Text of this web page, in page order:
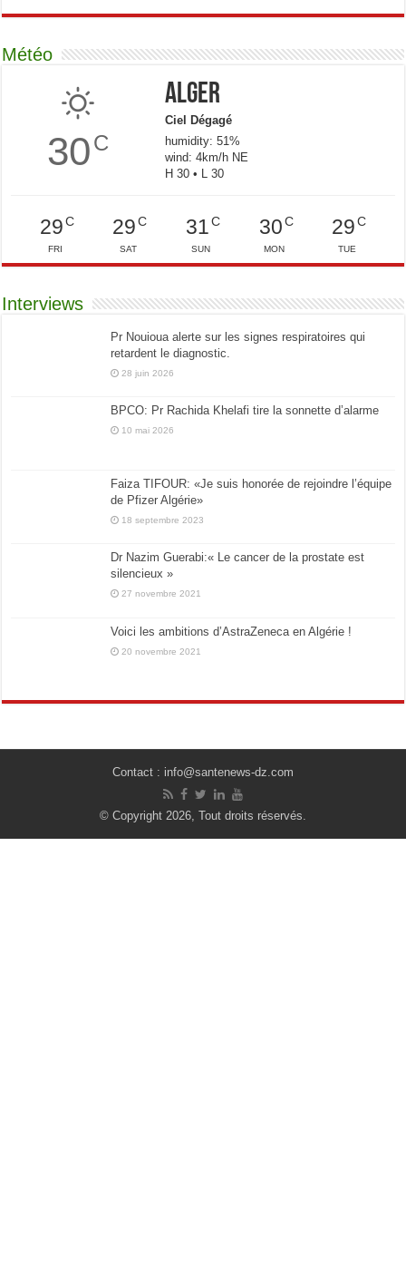
Météo
30C
Alger
Ciel Dégagé
humidity: 51%
wind: 4km/h NE
H 30 • L 30
29C
FRI
29 C
SAT
31C
SUN
30C
MON
29 C
TUE
Interviews
Pr Nouioua alerte sur les signes respiratoires qui
retardent le diagnostic.
28 juin 2026
BPCO: Pr Rachida Khelafi tire la sonnette d’alarme
10 mai 2026
Faiza TIFOUR: «Je suis honorée de rejoindre l’équipe
de Pfizer Algérie»
18 septembre 2023
Dr Nazim Guerabi:« Le cancer de la prostate est
silencieux »
27 novembre 2021
Voici les ambitions d’AstraZeneca en Algérie !
20 novembre 2021
Contact : info@santenews-dz.com
© Copyright 2026, Tout droits réservés.